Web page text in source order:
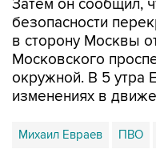
Затем он сообщил,
безопасности
в сторону Москвы
Московского
окружной. В 5 утра
изменениях в
Михаил Евраев ПВО